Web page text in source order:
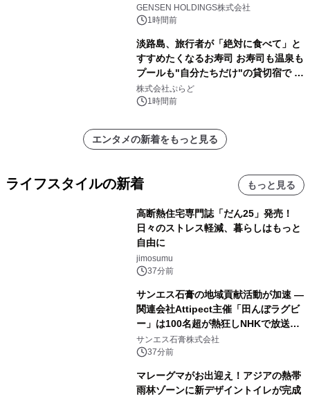
(土)より開催
GENSEN HOLDINGS株式会社
1時間前
淡路島、旅行者が「絶対に食べて」と
すすめたくなるお寿司 お寿司も温泉も
プールも"自分たちだけ"の貸切宿で 1
日1組限定「岩屋温泉 絵島別庭 海と
森」の握り寿司プラン
株式会社ぷらど
1時間前
エンタメの新着をもっと見る
ライフスタイルの新着 もっと見る
高断熱住宅専門誌「だん25」発売！
日々のストレス軽減、暮らしはもっと
自由に
jimosumu
37分前
サンエス石膏の地域貢献活動が加速 ―
関連会社Attipect主催「田んぼラグビ
ー」は100名超が熱狂しNHKで放送さ
れました。
サンエス石膏株式会社
37分前
マレーグマがお出迎え！アジアの熱帯
雨林ゾーンに新デザイントイレが完成